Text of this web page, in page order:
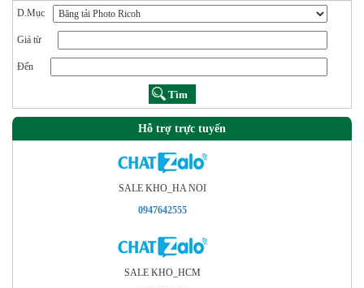
D.Mục
Giá từ
Đến
Hỗ trợ trực tuyến
SALE KHO_HA NOI
0947642555
SALE KHO_HCM